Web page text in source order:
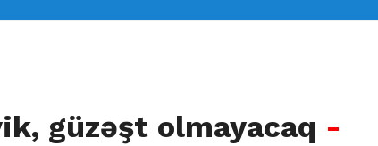
güzəşt olmayacaq -